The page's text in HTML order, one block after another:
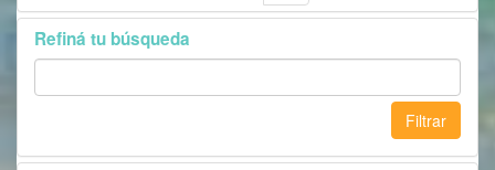
Refiná tu búsqueda
Filtrar